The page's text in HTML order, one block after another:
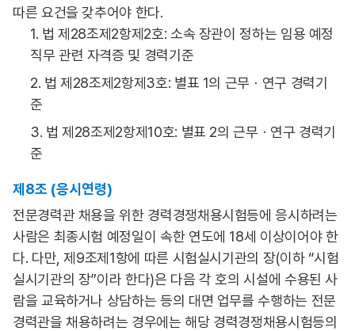
따른 요건을 갖추어야 한다.
1. 법 제28조제2항제2호: 소속 장관이 정하는 임용 예정
직무 관련 자격증 및 경력기준
2. 법 제28조제2항제3호: 별표 1의 근무ㆍ연구 경력기
준
3. 법 제28조제2항제10호: 별표 2의 근무ㆍ연구 경력기
준
제8조 (응시연령)
전문경력관 채용을 위한 경력경쟁채용시험등에 응시하려는
사람은 최종시험 예정일이 속한 연도에 18세 이상이어야 한
다. 다만, 제9조제1항에 따른 시험실시기관의 장(이하 “시험
실시기관의 장”이라 한다)은 다음 각 호의 시설에 수용된 사
람을 교육하거나 상담하는 등의 대면 업무를 수행하는 전문
경력관을 채용하려는 경우에는 해당 경력경쟁채용시험등의